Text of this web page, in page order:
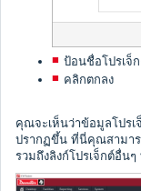
ป้อนชื่อโปรเจ็
คลิกตกลง
คุณจะเห็นว่าข้อมูลโปรเ
ปรากฏขึ้น ที่นี่คุณสามาร
รวมถึงลิงก์โปรเจ็กต์อื่นๆ